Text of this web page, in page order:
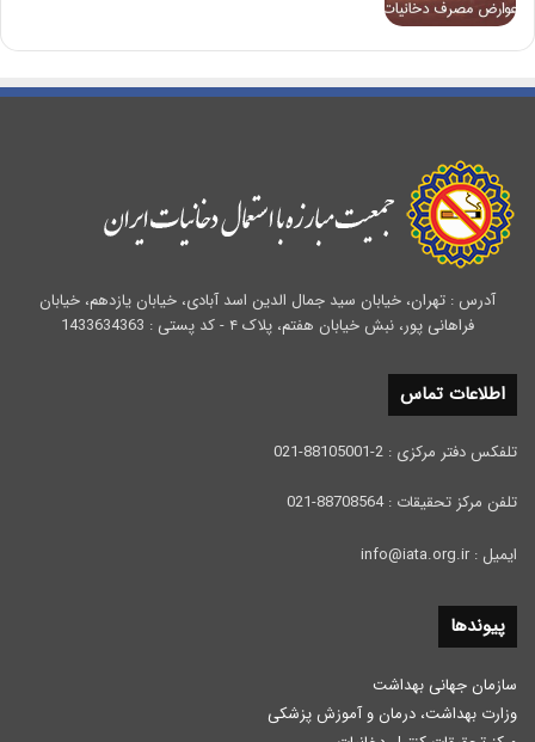
آدرس : تهران، خیابان سید جمال الدین اسد آبادی، خیابان یازدهم، خیابان
فراهانی پور، نبش خیابان هفتم، پلاک ۴ - کد پستی : 1433634363
اطلاعات تماس
تلفکس دفتر مرکزی : 2-88105001-021
تلفن مرکز تحقیقات : 88708564-021
ایمیل : info@iata.org.ir
پیوندها
سازمان جهانی بهداشت
وزارت بهداشت، درمان و آموزش پزشكی